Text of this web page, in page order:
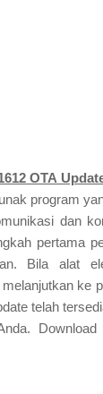
OTA
program
dan
pertama
Bila alat
ke
telah